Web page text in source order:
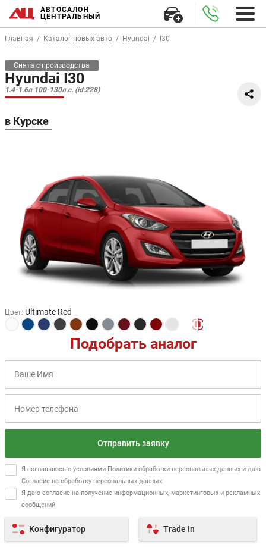
АВТОСАЛОН
ЦЕНТРАЛЬНЫЙ
Главная Каталог новых авто Hyundai I30
Снята с производства
Hyundai I30
1.4-1.6л 100-130л.с. (id:228)
в Курске
Цвет: Ultimate Red
Подобрать аналог
Отправить заявку
Я соглашаюсь с условиями Политики обработки персональных данных и даю
Согласие на обработку персональных данных
Я даю согласие на получение информационных, маркетинговых и рекламных
сообщений
Конфигуратор Trade In